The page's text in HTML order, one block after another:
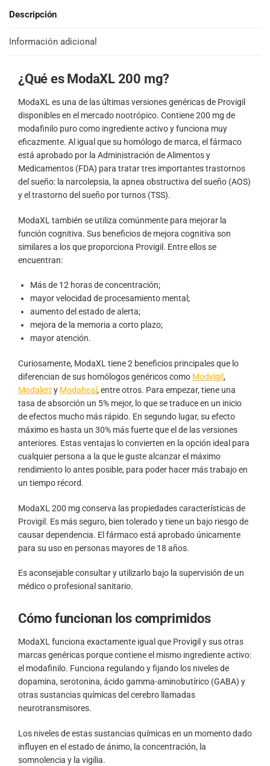
Descripción
Información adicional
¿Qué es ModaXL 200 mg?
ModaXL es una de las últimas versiones genéricas de Provigil
disponibles en el mercado nootrópico. Contiene 200 mg de
modafinilo puro como ingrediente activo y funciona muy
eficazmente. Al igual que su homólogo de marca, el fármaco
está aprobado por la Administración de Alimentos y
Medicamentos (FDA) para tratar tres importantes trastornos
del sueño: la narcolepsia, la apnea obstructiva del sueño (AOS)
y el trastorno del sueño por turnos (TSS).
ModaXL también se utiliza comúnmente para mejorar la
función cognitiva. Sus beneficios de mejora cognitiva son
similares a los que proporciona Provigil. Entre ellos se
encuentran:
Más de 12 horas de concentración;
mayor velocidad de procesamiento mental;
aumento del estado de alerta;
mejora de la memoria a corto plazo;
mayor atención.
Curiosamente, ModaXL tiene 2 beneficios principales que lo
diferencian de sus homólogos genéricos como Modvigil,
Modalert y Modaheal , entre otros. Para empezar, tiene una
tasa de absorción un 5% mejor, lo que se traduce en un inicio
de efectos mucho más rápido. En segundo lugar, su efecto
máximo es hasta un 30% más fuerte que el de las versiones
anteriores. Estas ventajas lo convierten en la opción ideal para
cualquier persona a la que le guste alcanzar el máximo
rendimiento lo antes posible, para poder hacer más trabajo en
un tiempo récord.
ModaXL 200 mg conserva las propiedades características de
Provigil. Es más seguro, bien tolerado y tiene un bajo riesgo de
causar dependencia. El fármaco está aprobado únicamente
para su uso en personas mayores de 18 años.
Es aconsejable consultar y utilizarlo bajo la supervisión de un
médico o profesional sanitario.
Cómo funcionan los comprimidos
ModaXL funciona exactamente igual que Provigil y sus otras
marcas genéricas porque contiene el mismo ingrediente activo:
el modafinilo. Funciona regulando y fijando los niveles de
dopamina, serotonina, ácido gamma-aminobutírico (GABA) y
otras sustancias químicas del cerebro llamadas
neurotransmisores.
Los niveles de estas sustancias químicas en un momento dado
influyen en el estado de ánimo, la concentración, la
somnolencia y la vigilia.